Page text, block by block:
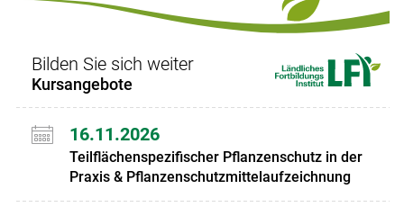
Bilden Sie sich weiter
Kursangebote
16.11.2026
Teilflächenspezifischer Pflanzenschutz in der
Praxis & Pflanzenschutzmittelaufzeichnung